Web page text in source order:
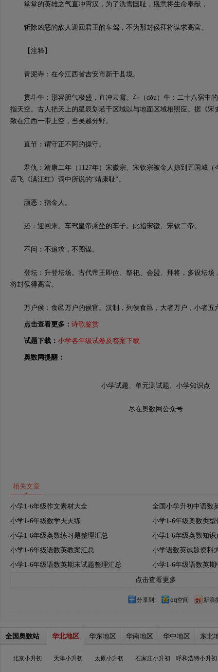
堂堂的英雄之气直冲霄汉，为了洗雪国耻，愿意将生命奉献，
斩除凶恶的敌人迎回君王的车驾，不为那封侯拜将谋求高官。
【注释】
青泥寺：在今江西省吉安市新干县境。
贯斗牛：形容胆气极盛，直冲云霄。斗（dǒu）牛：二十八宿中
指天空。古人把天上的星辰划若干区域以与地面区域相照应。据《宋
致在江西一带上空，当吴越分野。
直节：谓守正不阿的操守。
君仇：靖康二年（1127年）宋徽宗、宋钦宗被金人掠到五国城（
岳飞《满江红》词中所说的“靖康耻”。
顽恶：指金人。
还：迎回来。车驾皇帝乘坐的车子。此指宋徽、宋钦二帝。
不问：不追求，不图谋。
登坛：升登坛场。古代帝王即位、祭祀、会盟、拜将，多设坛场
将封侯得高官。
万户侯：食邑万户的侯官。汉制，列侯食邑，大者万户，小者五
点击查看更多： 诗歌鉴赏
试题下载： 小学各年级试卷及答案下载
奥数网提醒：
小学试题、单元测试题、小学知识点
尽在奥数网公众号
相关文章
小学1-6年级作文素材大全
全国小学升初中语数
小学1-6年级数学天天练
小学1-6年级奥数类
小学1-6年级奥数练习题整理汇总
小学1-6年级奥数知识
小学1-6年级语数英教案汇总
小学语数英试题资料
小学1-6年级语数英期末试题整理汇总
小学1-6年级语数英
点击查看更多
分享到: qq空间 新浪
全国奥数站 华北地区 华东地区 华南地区 华中地区 东北
北京小升初 天津小升初 太原小升初 石家庄小升初 呼和浩特小升初